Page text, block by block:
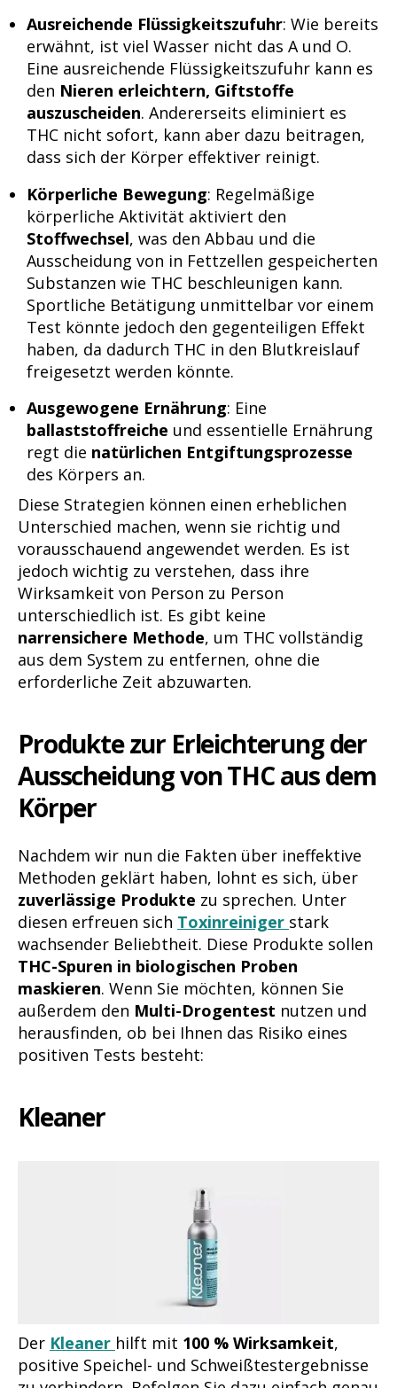
Ausreichende Flüssigkeitszufuhr: Wie bereits
erwähnt, ist viel Wasser nicht das A und O.
Eine ausreichende Flüssigkeitszufuhr kann es
den Nieren erleichtern, Giftstoffe
auszuscheiden. Andererseits eliminiert es
THC nicht sofort, kann aber dazu beitragen,
dass sich der Körper effektiver reinigt.
Körperliche Bewegung: Regelmäßige
körperliche Aktivität aktiviert den
Stoffwechsel, was den Abbau und die
Ausscheidung von in Fettzellen gespeicherten
Substanzen wie THC beschleunigen kann.
Sportliche Betätigung unmittelbar vor einem
Test könnte jedoch den gegenteiligen Effekt
haben, da dadurch THC in den Blutkreislauf
freigesetzt werden könnte.
Ausgewogene Ernährung: Eine
ballaststoffreiche und essentielle Ernährung
regt die natürlichen Entgiftungsprozesse
des Körpers an.
Diese Strategien können einen erheblichen
Unterschied machen, wenn sie richtig und
vorausschauend angewendet werden. Es ist
jedoch wichtig zu verstehen, dass ihre
Wirksamkeit von Person zu Person
unterschiedlich ist. Es gibt keine
narrensichere Methode, um THC vollständig
aus dem System zu entfernen, ohne die
erforderliche Zeit abzuwarten.
Produkte zur Erleichterung der
Ausscheidung von THC aus dem
Körper
Nachdem wir nun die Fakten über ineffektive
Methoden geklärt haben, lohnt es sich, über
zuverlässige Produkte zu sprechen. Unter
diesen erfreuen sich Toxinreiniger stark
wachsender Beliebtheit. Diese Produkte sollen
THC-Spuren in biologischen Proben
maskieren. Wenn Sie möchten, können Sie
außerdem den Multi-Drogentest nutzen und
herausfinden, ob bei Ihnen das Risiko eines
positiven Tests besteht:
Kleaner
Der Kleaner hilft mit 100 % Wirksamkeit,
positive Speichel- und Schweißtestergebnisse